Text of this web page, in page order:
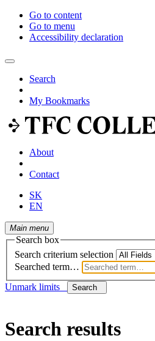
Go to content
Go to menu
Accessibility declaration
Search
My Bookmarks
About
Contact
SK
EN
Main menu
Search box
Search criterium selection
Searched term…
Unmark limits
Search
Search results